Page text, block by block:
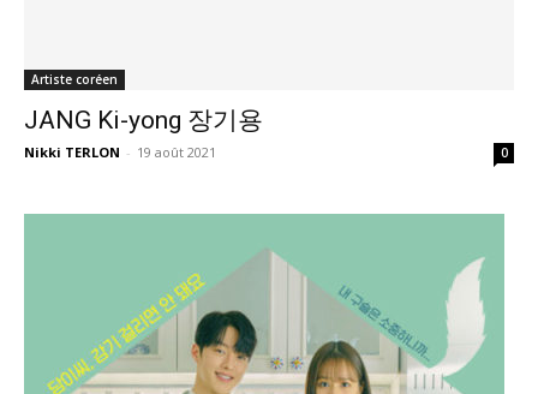
Artiste coréen
JANG Ki-yong 장기용
Nikki TERLON - 19 août 2021 0